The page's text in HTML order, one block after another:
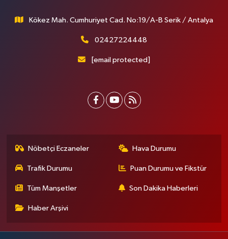
Kökez Mah. Cumhuriyet Cad. No:19/A-B Serik / Antalya
02427224448
[email protected]
Nöbetçi Eczaneler Hava Durumu
Trafik Durumu Puan Durumu ve Fikstür
Tüm Manşetler Son Dakika Haberleri
Haber Arşivi